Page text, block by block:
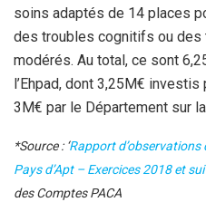
soins adaptés de 14 places
des troubles cognitifs ou des
modérés. Au total, ce sont
l’Ehpad, dont 3,25M€ investis
3M€ par le Département sur
*Source : ‘Rapport
Pays d’Apt – Exercices 2018 et
des Comptes PACA